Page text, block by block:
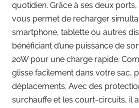
quotidien. Grâce à ses deux
vous permet de recharger
smartphone, tablette ou autres
bénéficiant d’une puissance de
20W pour une charge rapide.
glisse facilement dans votre sac,
déplacements. Avec des
surchauffe et les court-circuits, il